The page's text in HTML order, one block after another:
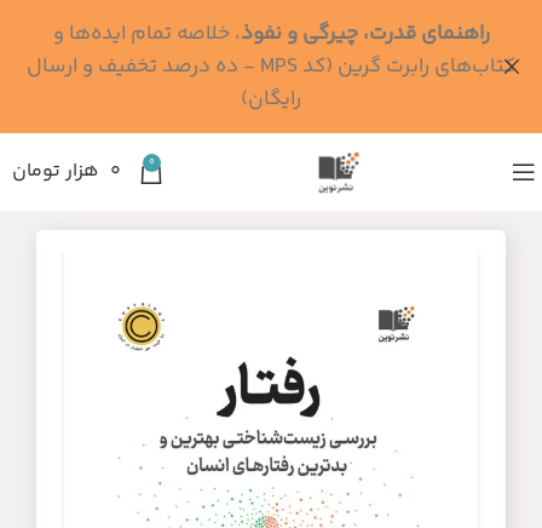
0 ۰ هزار تومان
راهنمای قدرت، چیرگی و نفوذ، خلاصه تمام ایده‌ها و
کتاب‌های رابرت گرین (کد MPS - ده درصد تخفیف و ارسال
رایگان)